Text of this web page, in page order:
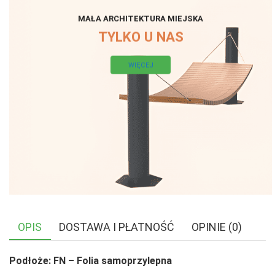
MAŁA ARCHITEKTURA MIEJSKA
TYLKO U NAS
WIĘCEJ
OPIS DOSTAWA I PŁATNOŚĆ OPINIE (0)
Podłoże: FN – Folia samoprzylepna